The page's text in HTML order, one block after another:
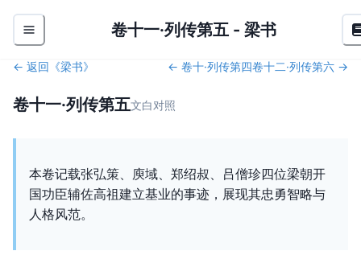
卷十一·列传第五- 梁书
← 返回《梁书》 ← 卷十·列传第四卷十二·列传第六 →
卷十一·列传第五文白对照
本卷记载张弘策、庾域、郑绍叔、吕僧珍四位梁朝开
国功臣辅佐高祖建立基业的事迹，展现其忠勇智略与
人格风范。